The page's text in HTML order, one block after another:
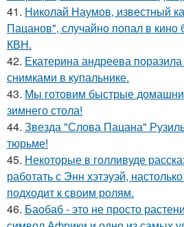
41. Николай Наумов, известный
Пацанов", случайно попал в кино
КВН.
42. Екатерина андреева
снимками в купальнике.
43. Мы готовим быстрые
зимнего стола!
44. Звезда "Слова Пацана"
тюрьме!
45. Некоторые в голливуде
работать с Энн хэтэуэй,
подходит к своим ролям.
46. Баобаб - это не просто